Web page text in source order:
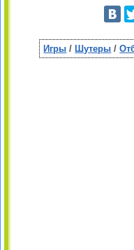
Игры / Шутеры /